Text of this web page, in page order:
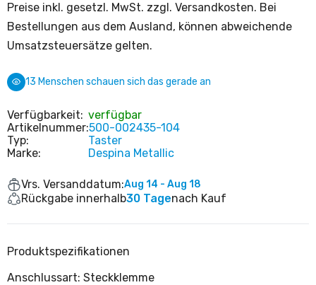
Preise inkl. gesetzl. MwSt. zzgl. Versandkosten. Bei
Bestellungen aus dem Ausland, können abweichende
Umsatzsteuersätze gelten.
13 Menschen schauen sich das gerade an
Verfügbarkeit: verfügbar
Artikelnummer:500-002435-104
Typ:
Taster
Marke:
Despina Metallic
Vrs. Versanddatum:Aug 14 - Aug 18
Rückgabe innerhalb30 Tagenach Kauf
Produktspezifikationen
Anschlussart: Steckklemme